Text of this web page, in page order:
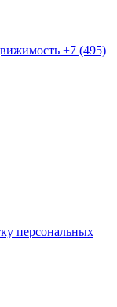
+7 (495)
персональных